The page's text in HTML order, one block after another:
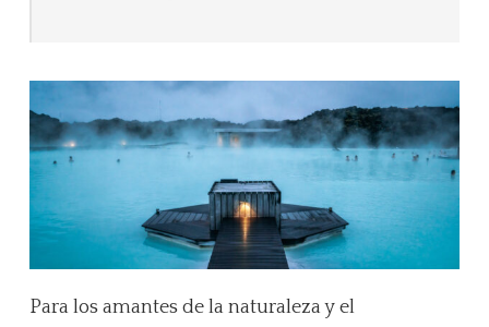
Para los amantes de la naturaleza y el